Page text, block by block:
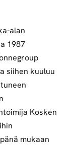
alan
1987
siihen kuuluu
Kosken
mukaan